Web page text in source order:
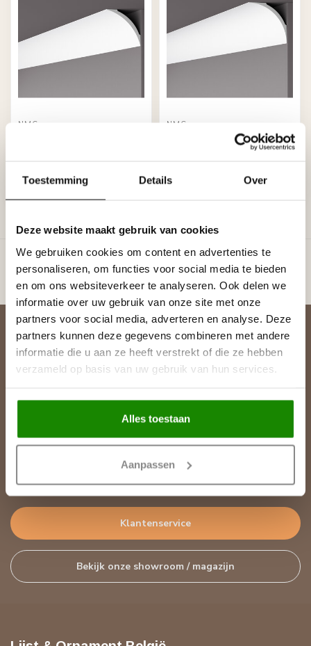
Toestemming Details Over
Deze website maakt gebruik van cookies
We gebruiken cookies om content en advertenties te
personaliseren, om functies voor social media te bieden
en om ons websiteverkeer te analyseren. Ook delen we
informatie over uw gebruik van onze site met onze
partners voor social media, adverteren en analyse. Deze
partners kunnen deze gegevens combineren met andere
informatie die u aan ze heeft verstrekt of die ze hebben
verzameld op basis van uw gebruik van hun services.
Alles toestaan
Aanpassen
NMC
Stukprijs: €6,96 / Meter
NMC
Nomastyl Pure NE4 (100
x 100 mm), lengte 2 m
Stukprijs: €7,68 / Meter
Meer informatie
Heeft u vragen over onze producten of uw aankoop? Bezoek dan
onze klantenservicepagina. Hier vindt u onze bedrijfsgegevens,
om contact met ons op te nemen.
Klantenservice
Bekijk onze showroom / magazijn
Abonneer je op onze nieuwsbrief
Blijf op de hoogte over onze laatste acties